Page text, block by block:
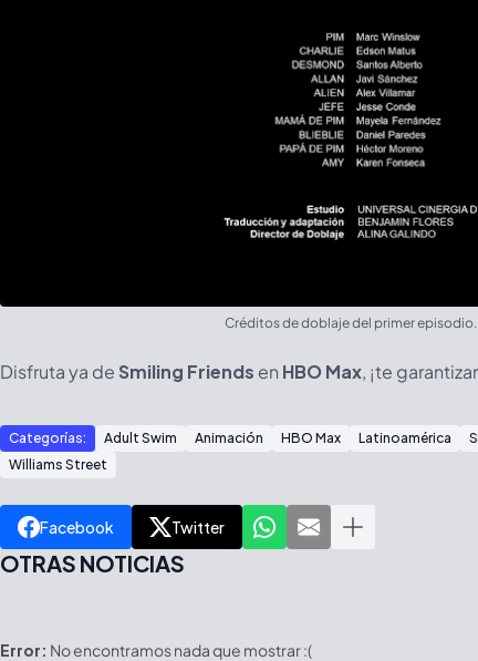
Créditos de doblaje del primer episodio.
Disfruta ya de Smiling Friends en HBO Max, ¡te
Categorías: Adult Swim Animación HBO Max Latinoamérica
Williams Street
Facebook Twitter
OTRAS NOTICIAS
Error: No encontramos nada que mostrar :(